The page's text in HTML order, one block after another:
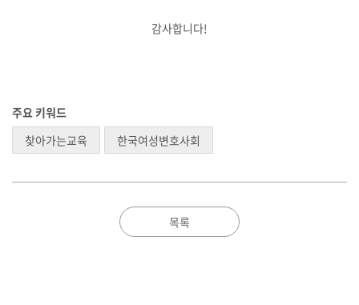
감사합니다!
주요 키워드
찾아가는교육
한국여성변호사회
목록